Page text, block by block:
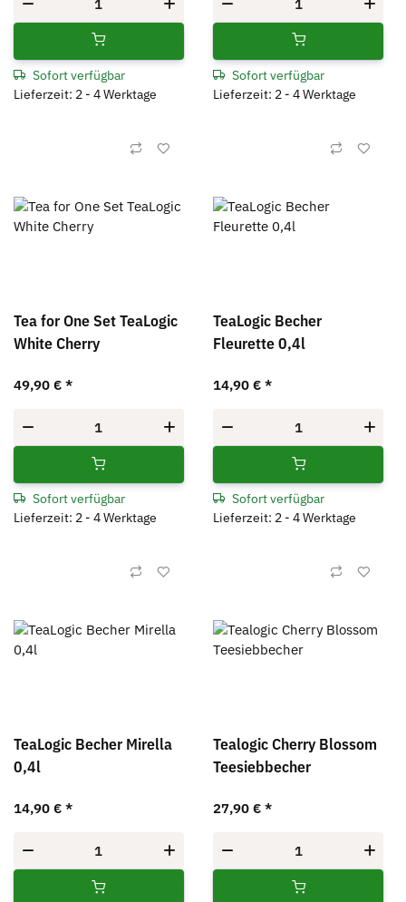
Sofort verfügbar
Lieferzeit: 2 - 4 Werktage
Sofort verfügbar
Lieferzeit: 2 - 4 Werktage
Tea for One Set TeaLogic
White Cherry
49,90 € *
Sofort verfügbar
Lieferzeit: 2 - 4 Werktage
TeaLogic Becher
Fleurette 0,4l
14,90 €*
Sofort verfügbar
Lieferzeit: 2 - 4 Werktage
TeaLogic Becher Mirella
0,4l
14,90 € *
Tealogic Cherry Blossom
Teesiebbecher
27,90 €*